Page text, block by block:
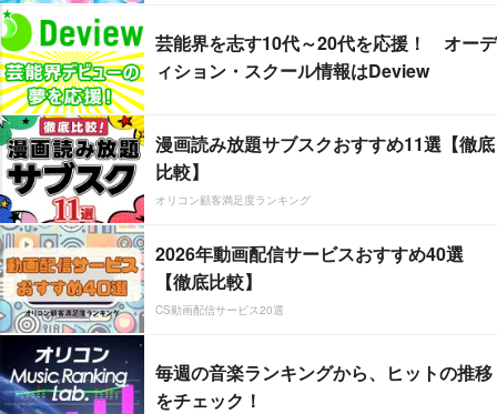
芸能界を志す10代～20代を応援！ オーデ
ィション・スクール情報はDeview
漫画読み放題サブスクおすすめ11選【徹底
比較】
オリコン顧客満足度ランキング
2026年動画配信サービスおすすめ40選
【徹底比較】
CS動画配信サービス20選
毎週の音楽ランキングから、ヒットの推移
をチェック！